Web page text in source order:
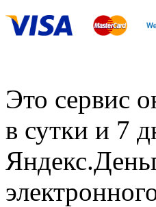
Это сервис
в сутки и 7